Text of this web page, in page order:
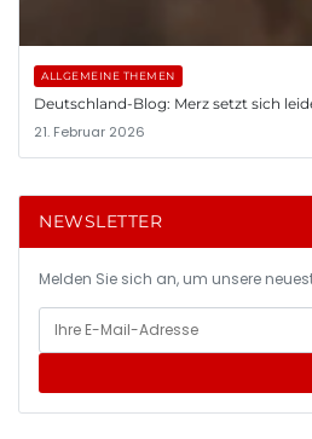
ALLGEMEINE THEMEN
Deutschland-Blog: Merz setzt sich
21. Februar 2026
NEWSLETTER
Melden Sie sich an, um unsere